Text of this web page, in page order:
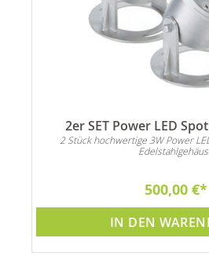
2er SET Power LED
2 Stück hochwertige 3W Power
500,00 €
IN DEN